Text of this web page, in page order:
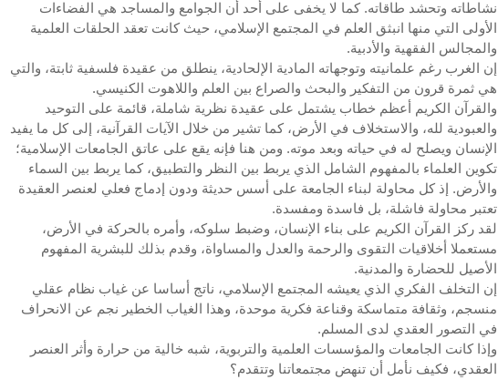
نشاطاته وتحشد طاقاته. كما لا يخفى على أحد أن الجوامع والمساجد هي الفضاءات
الأولى التي منها انبثق العلم في المجتمع الإسلامي، حيث كانت تعقد الحلقات العلمية
والمجالس الفقهية والأدبية.
إن الغرب رغم علمانيته وتوجهاته المادية الإلحادية، ينطلق من عقيدة فلسفية ثابتة، والتي
هي ثمرة قرون من التفكير والبحث والصراع بين العلم واللاهوت الكنيسي.
والقرآن الكريم أعظم خطاب يشتمل على عقيدة نظرية شاملة، قائمة على التوحيد
والعبودية لله، والاستخلاف في الأرض، كما تشير من خلال الآيات القرآنية، إلى كل ما يفيد
الإنسان ويصلح له في حياته وبعد موته. ومن هنا فإنه يقع على عاتق الجامعات الإسلامية؛
تكوين العلماء بالمفهوم الشامل الذي يربط بين النظر والتطبيق، كما يربط بين السماء
والأرض. إذ كل محاولة لبناء الجامعة على أسس حديثة ودون إدماج فعلي لعنصر العقيدة
تعتبر محاولة فاشلة، بل فاسدة ومفسدة.
لقد ركز القرآن الكريم على بناء الإنسان، وضبط سلوكه، وأمره بالحركة في الأرض،
مستعملا أخلاقيات التقوى والرحمة والعدل والمساواة، وقدم بذلك للبشرية المفهوم
الأصيل للحضارة والمدنية.
إن التخلف الفكري الذي يعيشه المجتمع الإسلامي، ناتج أساسا عن غياب نظام عقلي
منسجم، وثقافة متماسكة وقناعة فكرية موحدة، وهذا الغياب الخطير نجم عن الانحراف
في التصور العقدي لدى المسلم.
وإذا كانت الجامعات والمؤسسات العلمية والتربوية، شبه خالية من حرارة وأثر العنصر
العقدي، فكيف نأمل أن تنهض مجتمعاتنا وتتقدم؟